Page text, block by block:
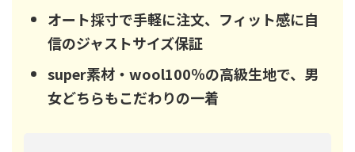
オート採寸で手軽に注文、フィット感に自
信のジャストサイズ保証
super素材・wool100％の高級生地で、男
女どちらもこだわりの一着